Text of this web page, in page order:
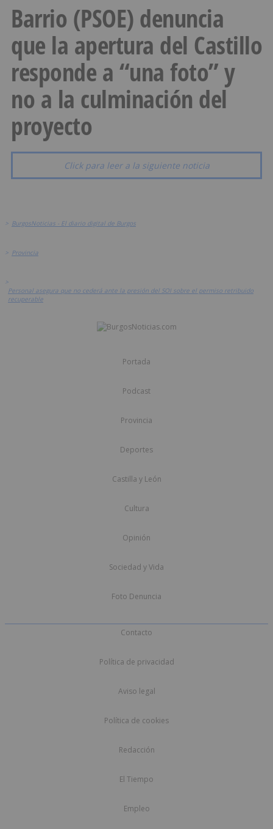
Barrio (PSOE) denuncia
que la apertura del Castillo
responde a “una foto” y
no a la culminación del
proyecto
Click para leer a la siguiente noticia
> BurgosNoticias - El diario digital de Burgos
> Provincia
>
Personal asegura que no cederá ante la presión del SOI sobre el permiso retribuido
recuperable
Portada
Podcast
Provincia
Deportes
Castilla y León
Cultura
Opinión
Sociedad y Vida
Foto Denuncia
Contacto
Política de privacidad
Aviso legal
Política de cookies
Redacción
El Tiempo
Empleo